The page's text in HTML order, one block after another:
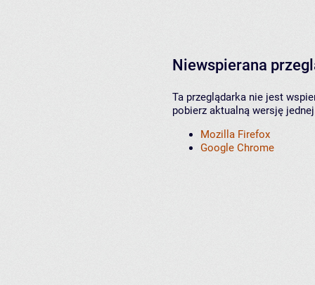
Niewspierana
Ta przeglądarka nie jest
pobierz aktualną wersję
Mozilla Firefox
Google Chrome